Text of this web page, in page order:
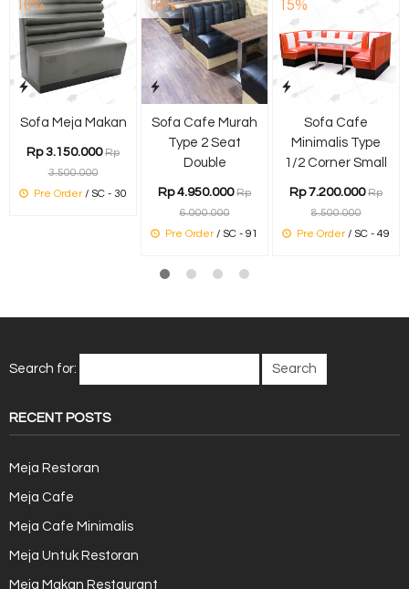
10%
Sofa Meja Makan
Rp 3.150.000 Rp
3.500.000
Pre Order/ SC - 30
18%
Sofa Cafe Murah
Type 2 Seat
Double
Rp 4.950.000 Rp
6.000.000
Pre Order/ SC - 91
15%
Sofa Cafe
Minimalis Type
1/2 Corner Small
Rp 7.200.000 Rp
8.500.000
Pre Order/ SC - 49
Search for:
RECENT POSTS
Meja Restoran
Meja Cafe
Meja Cafe Minimalis
Meja Untuk Restoran
Meja Makan Restaurant